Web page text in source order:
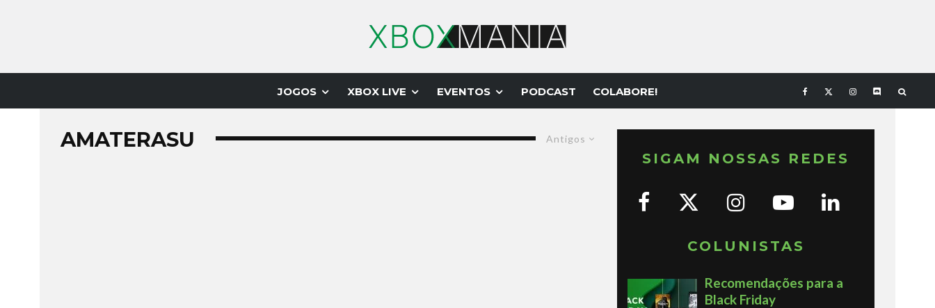
JOGOS XBOX LIVE EVENTOS PODCAST COLABORE!
Antigos
AMATERASU
SIGAM NOSSAS REDES
COLUNISTAS
Recomendações para a
Black Friday